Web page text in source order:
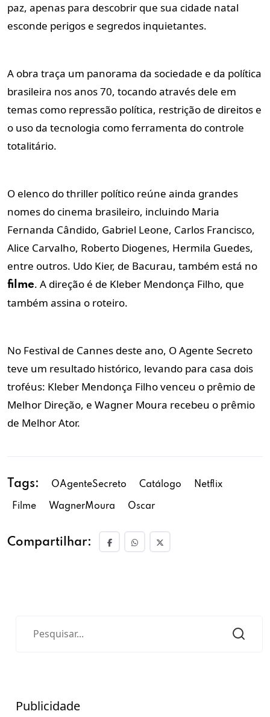
paz, apenas para descobrir que sua cidade natal
esconde perigos e segredos inquietantes.
A obra traça um panorama da sociedade e da política
brasileira nos anos 70, tocando através dele em
temas como repressão política, restrição de direitos e
o uso da tecnologia como ferramenta do controle
totalitário.
O elenco do thriller político reúne ainda grandes
nomes do cinema brasileiro, incluindo Maria
Fernanda Cândido, Gabriel Leone, Carlos Francisco,
Alice Carvalho, Roberto Diogenes, Hermila Guedes,
entre outros. Udo Kier, de Bacurau, também está no
filme. A direção é de Kleber Mendonça Filho, que
também assina o roteiro.
No Festival de Cannes deste ano, O Agente Secreto
teve um resultado histórico, levando para casa dois
troféus: Kleber Mendonça Filho venceu o prêmio de
Melhor Direção, e Wagner Moura recebeu o prêmio
de Melhor Ator.
Tags: OAgenteSecreto Catálogo Netflix
Filme WagnerMoura Oscar
Compartilhar:
Publicidade